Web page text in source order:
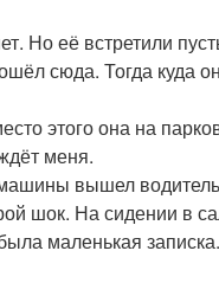
Но её встретили
сюда. Тогда куда
этого она на
меня.
вышел
шок. На сидении в
маленькая